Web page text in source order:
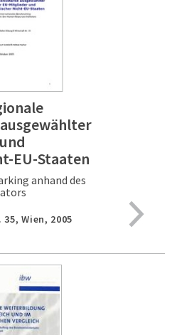
EU-Staaten
anhand des
35,Wien, 2005